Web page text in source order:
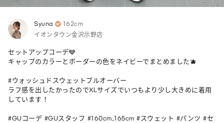
Syuna 162cm
イオンタウン金沢示野店
セットアップコーデ🩶
キャップのカラーとボーダーの色をネイビーでまとめました🫐
#ウォッシュドスウェットプルオーバー
ラフ感を出したかったのでXLサイズでいつもより少し大きめに着用
しています！
#GUコーデ #GUスタッフ #160cm_165cm #スウェット #パンツ #セ